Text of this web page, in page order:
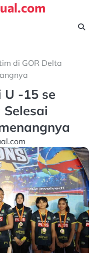
di GOR Delta
U -15 se
Selesai